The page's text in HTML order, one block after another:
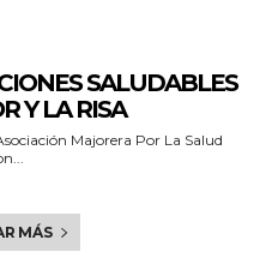
SALUDABLES
Y LA RISA
Majorera Por La Salud
MÁS